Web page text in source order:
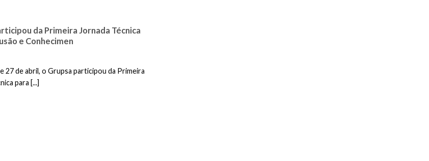
da Primeira Jornada Técnica
e Conhecimen
27 de abril, o Grupsa participou da Primeira
para [...]